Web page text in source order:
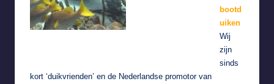
bootd
uiken
Wij
zijn
sinds
kort ‘duikvrienden’ en de Nederlandse promotor van